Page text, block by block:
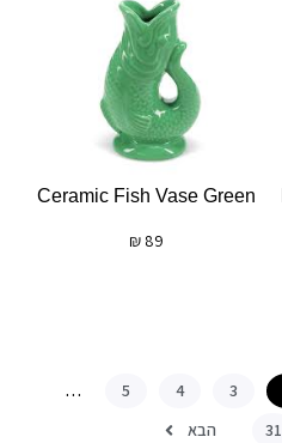
Ceramic Fish Vase Green
89
₪
3
4
5
…
31 הבא